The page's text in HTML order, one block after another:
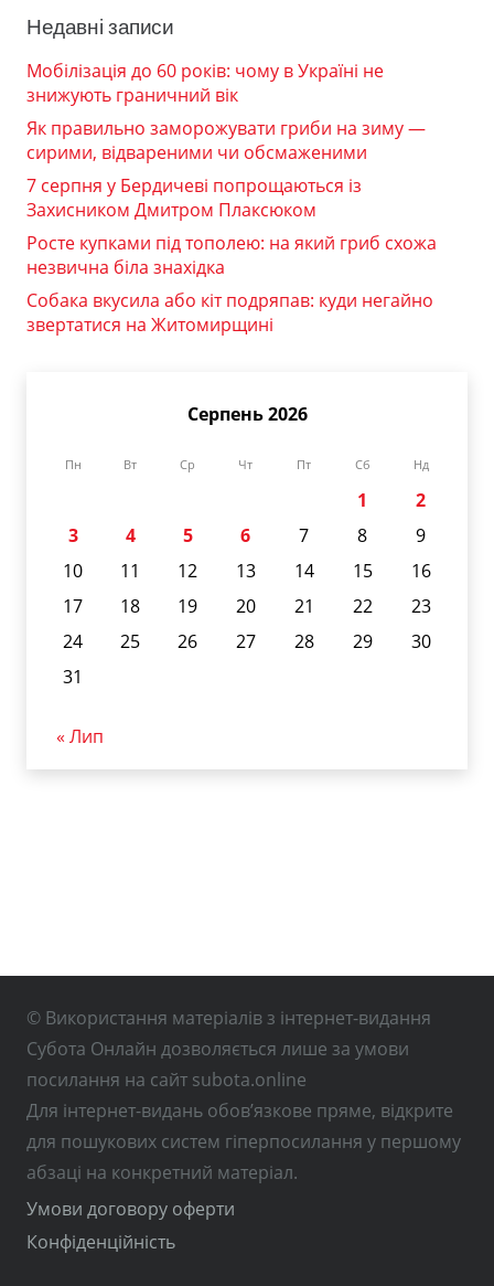
Недавні записи
Мобілізація до 60 років: чому в Україні не
знижують граничний вік
Як правильно заморожувати гриби на зиму —
сирими, відвареними чи обсмаженими
7 серпня у Бердичеві попрощаються із
Захисником Дмитром Плаксюком
Росте купками під тополею: на який гриб схожа
незвична біла знахідка
Собака вкусила або кіт подряпав: куди негайно
звертатися на Житомирщині
Серпень 2026
Пн Вт Ср Чт Пт Сб Нд
1
2
3
4 5 6 7 8
9
10
11 12 13 14 15
16
17
18 19 20 21 22
23
24
25 26 27 28 29
30
31
« Лип
© Використання матеріалів з інтернет-видання
Субота Онлайн дозволяється лише за умови
посилання на сайт subota.online
Для інтернет-видань обов’язкове пряме, відкрите
для пошукових систем гіперпосилання у першому
абзаці на конкретний матеріал.
Умови договору оферти
Конфіденційність